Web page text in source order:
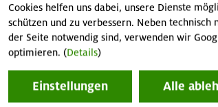
Cookies helfen uns dabei, unsere Dienste
schützen und zu verbessern. Neben
der Seite notwendig sind, verwenden wir
optimieren. (Details)
Einstellungen Alle